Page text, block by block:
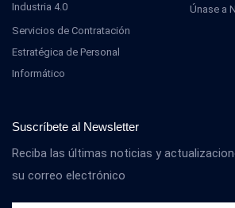
Industria 4.0
Servicios de Contratación
Estratégica de Personal
Informático
Únase a
Suscríbete al Newsletter
Reciba las últimas noticias y
su correo electrónico